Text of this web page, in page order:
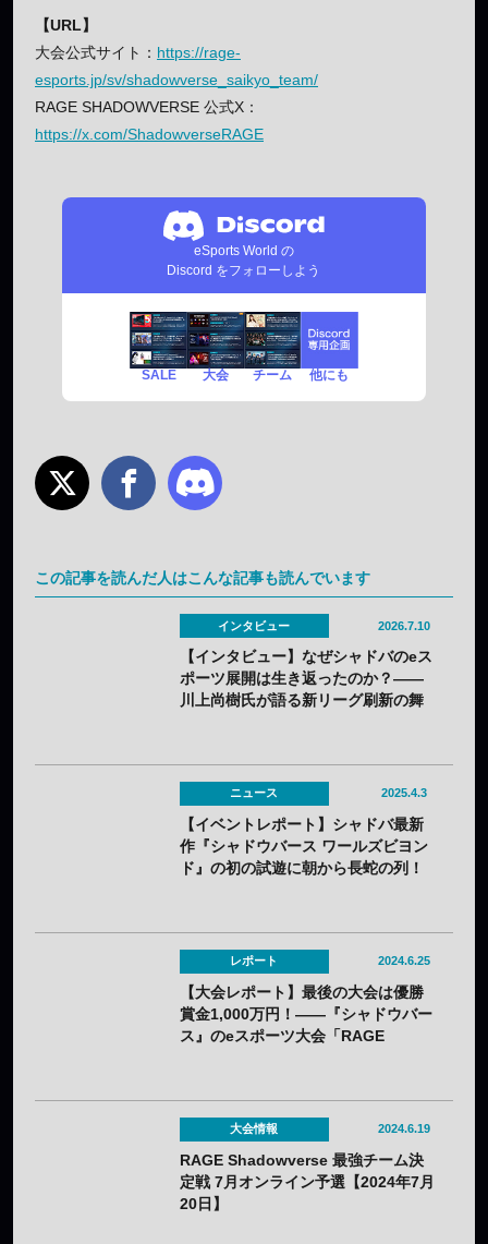
【URL】
大会公式サイト： https://rage-
esports.jp/sv/shadowverse_saikyo_team/
RAGE SHADOWVERSE 公式X：
https://x.com/ShadowverseRAGE
eSports World の
Discord をフォローしよう
SALE 大会 チーム 他にも
この記事を読んだ人はこんな記事も読んでいます
インタビュー 2026.7.10
【インタビュー】なぜシャドバのeス
ポーツ展開は生き返ったのか？——
川上尚樹氏が語る新リーグ刷新の舞
ニュース 2025.4.3
【イベントレポート】シャドバ最新
作『シャドウバース ワールズビヨン
ド』の初の試遊に朝から長蛇の列！
レポート 2024.6.25
【大会レポート】最後の大会は優勝
賞金1,000万円！——『シャドウバー
ス』のeスポーツ大会「RAGE
選手が優勝し30回目の節目の大会で
有終の美を飾る！
大会情報 2024.6.19
RAGE Shadowverse 最強チーム決
定戦 7月オンライン予選【2024年7月
20日】